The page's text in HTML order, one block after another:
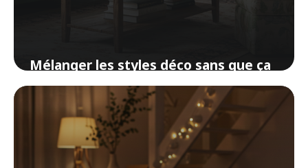
Mélanger les styles déco sans que ça
ressemble à un bazar
15 avril 2026